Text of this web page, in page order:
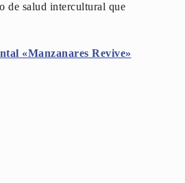
de salud intercultural que
«Manzanares Revive»